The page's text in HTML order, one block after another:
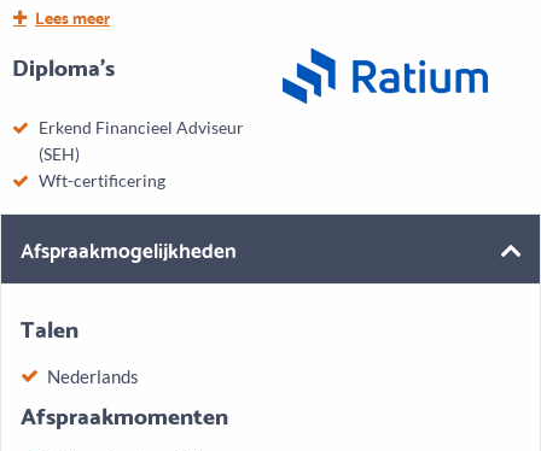
Samen gaan we op zoek naar de best passende hypotheek voor
jou. Daarna houden we contact om al je vragen te beantwoorden
en je op de hoogte te houden van de ontwikkelingen.
Lees meer
Diploma's
Erkend Financieel Adviseur
(SEH)
Wft-certificering
Afspraakmogelijkheden
Talen
Nederlands
Afspraakmomenten